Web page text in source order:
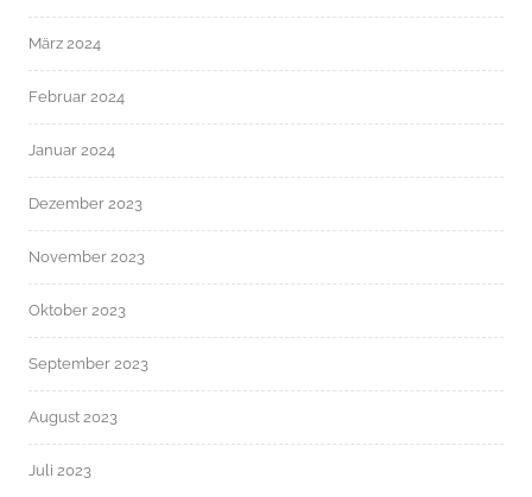
März 2024
Februar 2024
Januar 2024
Dezember 2023
November 2023
Oktober 2023
September 2023
August 2023
Juli 2023